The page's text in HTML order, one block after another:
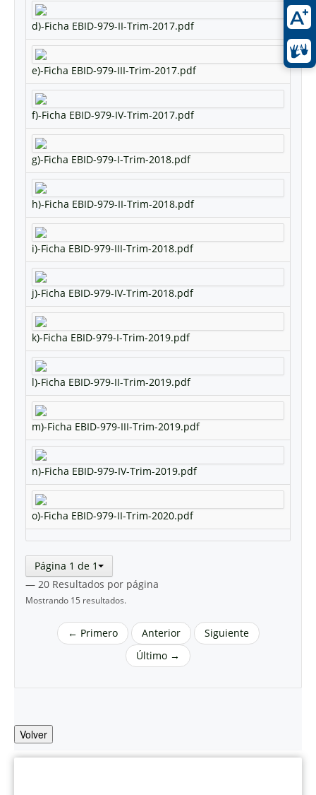
d)-Ficha EBID-979-II-Trim-2017.pdf
e)-Ficha EBID-979-III-Trim-2017.pdf
f)-Ficha EBID-979-IV-Trim-2017.pdf
g)-Ficha EBID-979-I-Trim-2018.pdf
h)-Ficha EBID-979-II-Trim-2018.pdf
i)-Ficha EBID-979-III-Trim-2018.pdf
j)-Ficha EBID-979-IV-Trim-2018.pdf
k)-Ficha EBID-979-I-Trim-2019.pdf
l)-Ficha EBID-979-II-Trim-2019.pdf
m)-Ficha EBID-979-III-Trim-2019.pdf
n)-Ficha EBID-979-IV-Trim-2019.pdf
o)-Ficha EBID-979-II-Trim-2020.pdf
Página 1 de 1
— 20 Resultados por página
Mostrando 15 resultados.
← Primero Anterior
Siguiente
Último →
Volver